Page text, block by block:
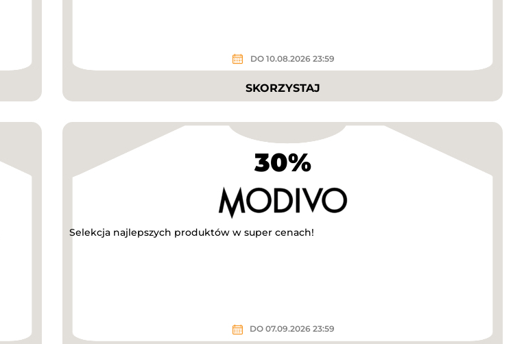
DO 10.08.2026 23:59
SKORZYSTAJ
30%
Selekcja najlepszych produktów w super cenach!
DO 07.09.2026 23:59